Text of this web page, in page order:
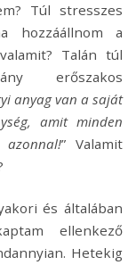
Túl stresszes
hozzáállnom a
Talán túl
erőszakos
anyag van a saját
amit minden
” Valamit
és általában
ellenkező
Hetekig